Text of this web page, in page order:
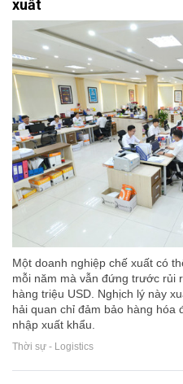
xuất
Một doanh nghiệp chế xuất có
mỗi năm mà vẫn đứng trước rủi
hàng triệu USD. Nghịch lý này
hải quan chỉ đảm bảo hàng hóa
nhập xuất khẩu.
Thời sự - Logistics